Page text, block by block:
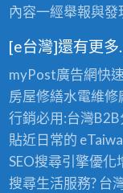
內容一經舉報與發
[e台灣]還有更
myPost廣告網快
房屋修繕水電維修
行銷必用:台灣B2B
貼近日常的
SEO搜尋引擎優化
搜尋生活服務? 台